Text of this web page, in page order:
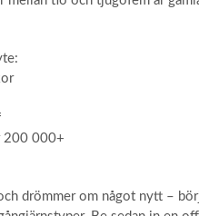
200 000+
drömmer om något nytt –